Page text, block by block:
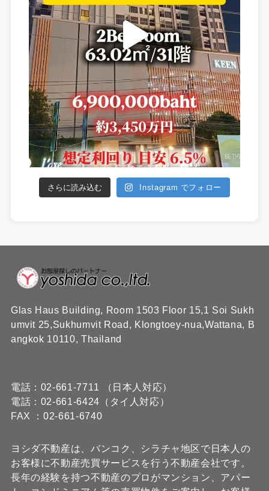
さらに読み込む Instagram でフォロー
Glas Haus Building, Room 1503 Floor 15,1 Soi Sukh
umvit 25,Sukhumvit Road, Klongtoey-nua,Wattana, B
angkok 10110, Thailand
電話：02-661-7711 （日本人対応）
電話：02-661-6424（タイ人対応）
FAX ：02-661-6740
ヨシダ不動産は、バンコク、シラチャ地区で日本人の
お客様に不動産売買サービスを行う不動産会社です。
長年の経験を持つ不動産のプロがマンション、アパー